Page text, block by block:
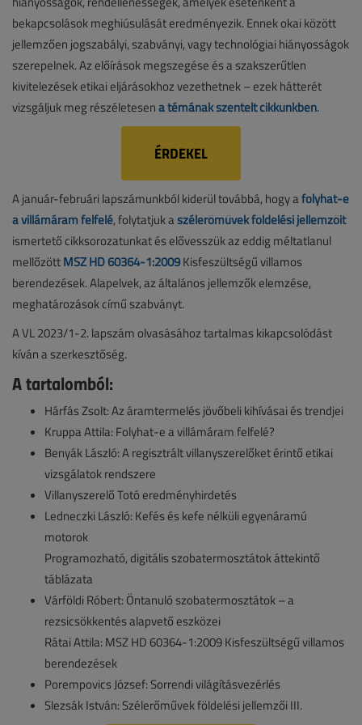
bekapcsolások meghiúsulását eredményezik. Ennek okai között
jellemzően jogszabályi, szabványi, vagy technológiai hiányosságok
szerepelnek. Az előírások megszegése és a szakszerűtlen
kivitelezések etikai eljárásokhoz vezethetnek – ezek hátterét
vizsgáljuk meg részéletesena témának szentelt cikkünkben.
ÉRDEKEL
A január-februári lapszámunkból kiderül továbbá, hogy afolyhat-e
a villámáram felfelé, folytatjuk aszélerőművek földelési jellemzőit
ismertető cikksorozatunkat és elővesszük az eddig méltatlanul
mellőzöttMSZ HD 60364-1:2009Kisfeszültségű villamos
berendezések. Alapelvek, az általános jellemzők elemzése,
meghatározások című szabványt.
A VL 2023/1-2. lapszám olvasásához tartalmas kikapcsolódást
kíván a szerkesztőség.
A tartalomból:
Hárfás Zsolt: Az áramtermelés jövőbeli kihívásai és trendjei
Kruppa Attila: Folyhat-e a villámáram felfelé?
Benyák László: A regisztrált villanyszerelőket érintő etikai
vizsgálatok rendszere
Villanyszerelő Totó eredményhirdetés
Ledneczki László: Kefés és kefe nélküli egyenáramú
motorok
Programozható, digitális szobatermosztátok áttekintő
táblázata
Várföldi Róbert: Öntanuló szobatermosztátok – a
rezsicsökkentés alapvető eszközei
Rátai Attila: MSZ HD 60364-1:2009 Kisfeszültségű villamos
berendezések
Porempovics József: Sorrendi világításvezérlés
Slezsák István: Szélerőművek földelési jellemzői III.